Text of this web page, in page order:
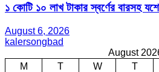
১ কোটি ১০ লাখ টাকার স্বর্ণের বারসহ
August 6, 2026
kalersongbad
August
M
T W T